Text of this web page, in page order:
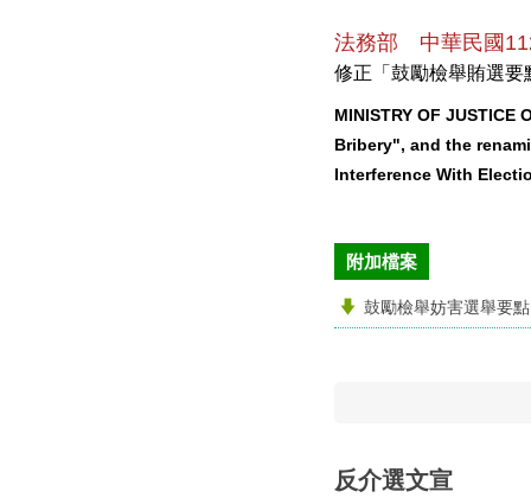
法務部 中華民國
修正「鼓勵檢舉賄選
MINISTRY OF
Bribery", and the
Interference With
附加檔案
鼓勵檢舉妨害選舉要點
反介選文宣